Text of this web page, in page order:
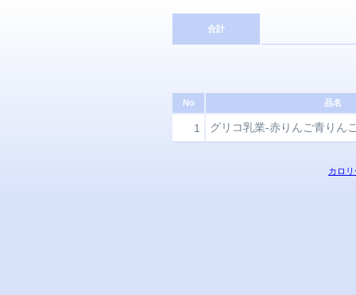
合計
No 品名
1 グリコ乳業-赤りんご青りん
カロ